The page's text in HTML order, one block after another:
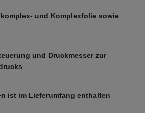
und Komplexfolie sowie
und Druckmesser zur
ist im Lieferumfang enthalten